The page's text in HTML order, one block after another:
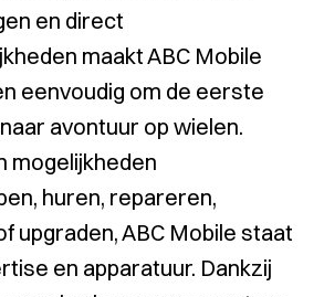
en direct
maakt ABC Mobile
eenvoudig om de eerste
avontuur op wielen.
mogelijkheden
huren, repareren,
upgraden, ABC Mobile staat
en apparatuur. Dankzij